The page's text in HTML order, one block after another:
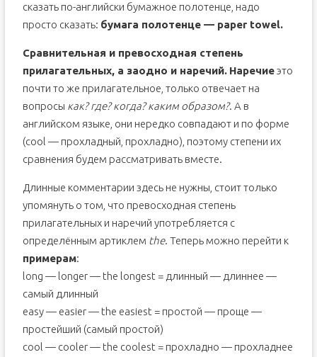
сказать по-английски бумажное полотенце, надо
просто сказать: бумага полотенце — paper towel.
Сравнительная и превосходная степень
прилагательных, а заодно и наречий. Наречиеэто
почти то же прилагательное, только отвечает на
вопросы как? где? когда? каким образом?. А в
английском языке, они нередко совпадают и по форме
(cool — прохладный, прохладно), поэтому степени их
сравнения будем рассматривать вместе.
Длинные комментарии здесь не нужны, стоит только
упомянуть о том, что превосходная степень
прилагательных и наречий употребляется с
определённым артиклем the. Теперь можно перейти к
примерам:
long — longer — the longest = длинный — длиннее —
самый длинный
easy — easier — the easiest = простой — проще —
простейший (самый простой)
cool — cooler — the coolest = прохладно — прохладнее